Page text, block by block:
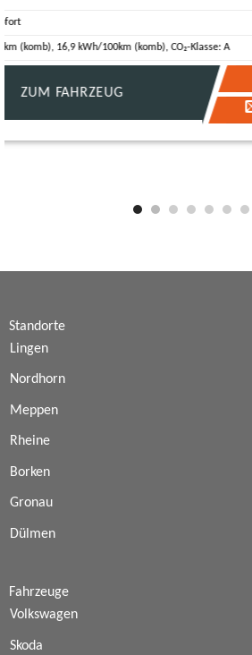
-
29999 km
Standorte
Lingen
Nordhorn
Meppen
Rheine
Borken
Gronau
Dülmen
Fahrzeuge
Volkswagen
Skoda